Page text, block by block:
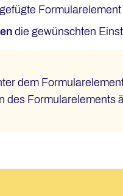
die gewünschten
dem
des Formularelements